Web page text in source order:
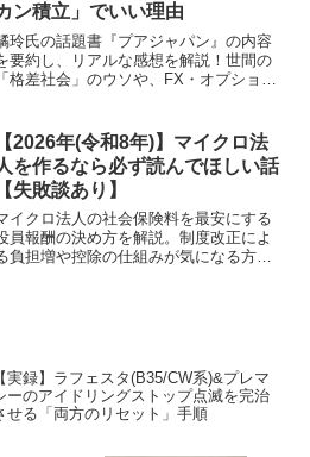
ン積立」でいい理由
玲氏の話題書『プアジャパン』の内容
要約し、リアルな感想を解説！世間の
「格差社会」のウソや、FX・オプション
め、一般人が取るべき投資の結論「オル
カン積立」の理由とは？
【2026年(令和8年)】マイクロ法
を作るなら必ず読んでほしい話
【失敗談あり】
イクロ法人の社会保険料を最安にする
員報酬の決め方を解説。制度改正によ
負担増や控除の仕組みが気になる方
【実録】ラフェスタ(B35/CW系)&プレマ
ーのアイドリングストップ点滅を完治
せる「両方のリセット」手順